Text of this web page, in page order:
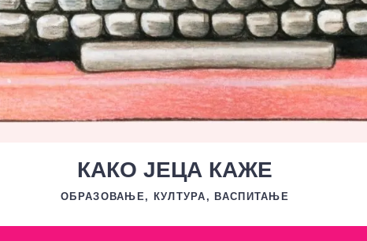
КАКО ЈЕЦА КАЖЕ
ОБРАЗОВАЊЕ, КУЛТУРА, ВАСПИТАЊЕ